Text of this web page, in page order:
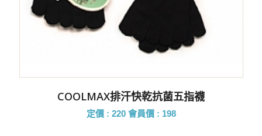
COOLMAX排汗快乾抗菌五指襪
定價 : 220 會員價 : 198